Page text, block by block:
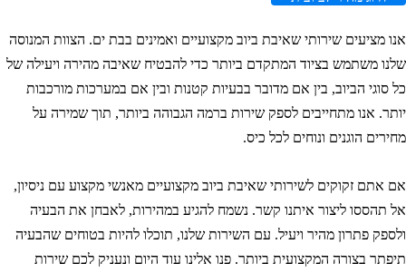
מציעים שירותי שאיבת ביוב מקצועיים ואמינים בבת ים. הצוות המנוסה
משתמש בציוד המתקדם ביותר כדי להבטיח שאיבה מהירה ויעילה של
סוגי הביוב, בין אם מדובר בבעיות קטנות ובין אם במערכות מורכבות
אנו מתחייבים לספק שירות ברמה הגבוהה ביותר, תוך שמירה על
הוגנים ונוחים לכל כיס.
אתם זקוקים לשירותי שאיבת ביוב מקצועיים מאנשי מקצוע עם ניסיון,
תהססו ליצור איתנו קשר. נשמח להגיע במהירות, לאבחן את הבעיה
פתרון מהיר ויעיל. עם השירות שלנו, תוכלו להיות בטוחים שהבעיה
בצורה המקצועית ביותר. פנו אלינו עוד היום ונעניק לכם שירות